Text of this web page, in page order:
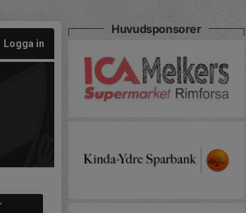
Logga in
Huvudsponsorer